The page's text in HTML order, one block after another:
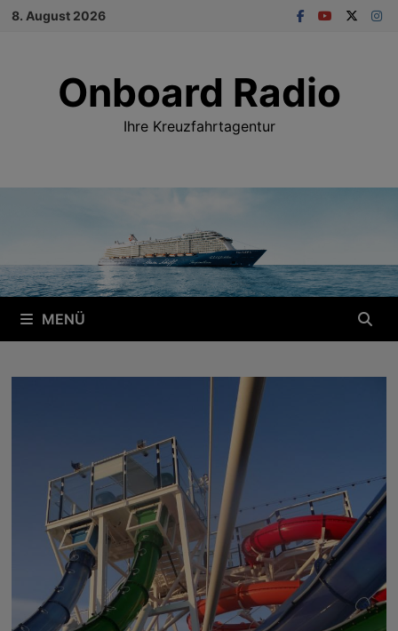
Zum
8. August 2026
Onboard Radio
Ihre Kreuzfahrtagentur
MENÜ